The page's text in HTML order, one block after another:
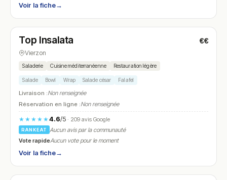
Voir la fiche→
N° 16
Top Insalata €€
Vierzon
Saladerie Cuisine méditerranéenne Restauration légère
Salade Bowl Wrap Salade césar Falafel
Livraison :Non renseignée
Réservation en ligne :Non renseignée
★★★★★4.6/5· 209 avis Google
RANKEAT
Aucun avis par la communauté
Vote rapideAucun vote pour le moment
Voir la fiche→